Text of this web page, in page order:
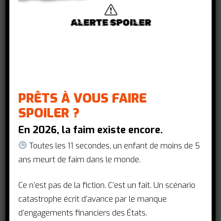
contre la tuberculose,est l’occasion de
mettre l’accent sur les personnes
plus rapide et mieux coordonnée pour
mettre fin aux souffrances et aux décès
dus à la tuberculose.
Chez Action Santé Mondiale, il nous
l’importance de lutter contre cette
maladie de la pauvreté, évitable, qui
reste l’une des plus meurtrières au
PRÊTS À VOUS FAIRE
SPOILER ?
En 2026, la faim existe encore.
Toutes les 11 secondes, un enfant de moins de 5
ans meurt de faim dans le monde.
Ce n’est pas de la fiction. C’est un fait. Un scénario
catastrophe écrit d’avance par le manque
d’engagements financiers des États.